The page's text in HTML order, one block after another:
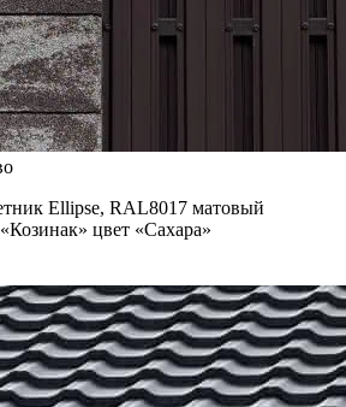
Ellipse, RAL8017 матовый
цвет «Сахара»